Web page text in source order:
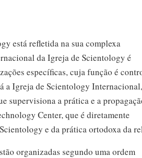
está refletida na sua complexa
da Igreja de Scientology é
específicas, cuja função é
a Igreja de Scientology
supervisiona a prática e a
Center, que é diretamente
e da prática ortodoxa da
organizadas segundo uma ordem